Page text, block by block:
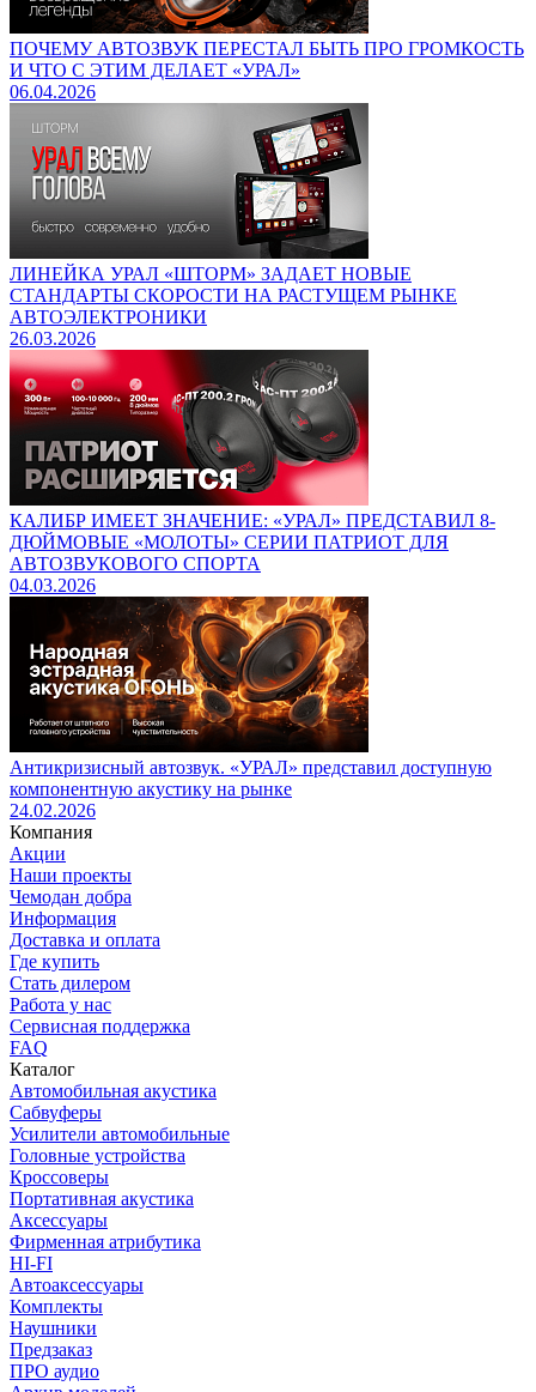
ПОЧЕМУ АВТОЗВУК ПЕРЕСТАЛ БЫТЬ ПРО ГРОМКОСТЬ
И ЧТО С ЭТИМ ДЕЛАЕТ «УРАЛ»
06.04.2026
ЛИНЕЙКА УРАЛ «ШТОРМ» ЗАДАЕТ НОВЫЕ
СТАНДАРТЫ СКОРОСТИ НА РАСТУЩЕМ РЫНКЕ
АВТОЭЛЕКТРОНИКИ
26.03.2026
КАЛИБР ИМЕЕТ ЗНАЧЕНИЕ: «УРАЛ» ПРЕДСТАВИЛ 8-
ДЮЙМОВЫЕ «МОЛОТЫ» СЕРИИ ПАТРИОТ ДЛЯ
АВТОЗВУКОВОГО СПОРТА
04.03.2026
Антикризисный автозвук. «УРАЛ» представил доступную
компонентную акустику на рынке
24.02.2026
Компания
Акции
Наши проекты
Чемодан добра
Информация
Доставка и оплата
Где купить
Стать дилером
Работа у нас
Сервисная поддержка
FAQ
Каталог
Автомобильная акустика
Сабвуферы
Усилители автомобильные
Головные устройства
Кроссоверы
Портативная акустика
Аксессуары
Фирменная атрибутика
HI-FI
Автоаксессуары
Комплекты
Наушники
Предзаказ
ПРО аудио